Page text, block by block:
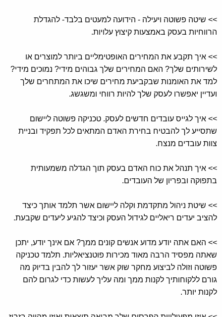
>> שיטה פשוטה ויעילה - הידועה למעטים בלבד- להגדלת
הרווחיות בעסק באמצעות קיצוץ עלויות.
>> איך תקבע את המחירים האופטימליים ביותר למוצרים או
לשירותים שלך? האם המחירים שלך גבוהים מידי? נמוכים מידי?
למד את האומנות שבקביעת מחירים שיכו את המתחרים שלך
ועדיין יאפשרו לעסק שלך להיות רווחי ומשגשג.
>> איך לגייס עובדים חדשים לעסק. טכניקה פשוטה ליישום
שתסייע לך להבטיח בחירת האדם המתאים לכל תפקיד ובניית
צוות עובדים מנצח.
>> איך תנהל את כוח האדם בעסק תוך הגדלה משמעותית
בתפוקה ובפריון של העובדים.
>> שיטת ניהול מתקדמת וקלה ליישום אשר תלמד אותך כיצד
להציב יעדים ריאליים לגידול העסק וכיצד להגיע ליעדים שקבעת.
>> האם אתה יודע מדוע אנשים קונים ממך? אם אינך יודע, יתכן
שאתה מפסיד הרבה מאוד מכירות פוטנציאליות. תלמד טכניקה
פשוטה וזולה לביצוע מחקר שוק אשר יעזור לך להבין בדיוק מה
גורם ללקוחותיך לקנות ממך ומה עליך לעשות כדי לגרום להם
לקנות יותר.